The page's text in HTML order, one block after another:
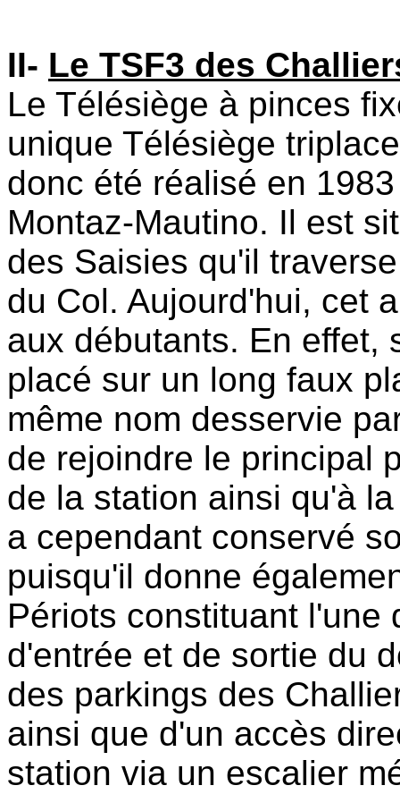
II- Le TSF3 des
Le Télésiège à pinces
unique Télésiège
donc été réalisé en
Montaz-Mautino. Il est
des Saisies qu'il
du Col. Aujourd'hui, cet
aux débutants. En effet,
placé sur un long faux
même nom desservie
de rejoindre le principal
de la station ainsi qu'à
a cependant conservé
puisqu'il donne
Périots constituant l'une
d'entrée et de sortie du
des parkings des
ainsi que d'un accès
station via un escalier